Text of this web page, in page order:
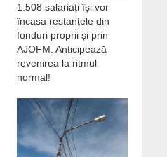
1.508 salariați își vor
încasa restanțele din
fonduri proprii și prin
AJOFM. Anticipează
revenirea la ritmul
normal!